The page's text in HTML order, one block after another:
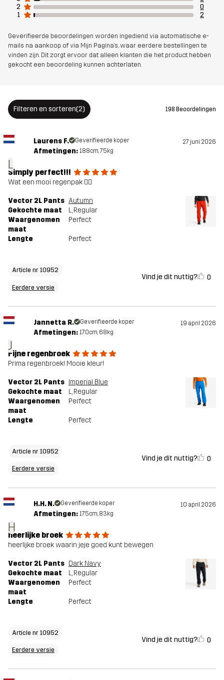
2
0
1
2
Geverifieerde beoordelingen worden ingediend via automatische e-
mails na aankoop of via Mijn Pagina's, waar eerdere bestellingen te
vinden zijn. Dit zorgt ervoor dat alleen klanten die het product hebben
gekocht een beoordeling kunnen achterlaten.
Filteren en sorteren(2) 198 Beoordelingen
L
Laurens F. Geverifieerde koper 27 juni 2026
Afmetingen: 188cm, 75kg
Simply perfect!!!
Wat een mooi regenpak 👍🏻
Vector 2L Pants Autumn
Gekochte maat
L, Regular
Waargenomen
maat
Perfect
Lengte Perfect
Article nr 10952
Eerdere versie
Vind je dit nuttig? 0
J
Jannetta R. Geverifieerde koper 19 april 2026
Afmetingen: 170cm, 68kg
Fijne regenbroek
Prima regenbroek! Mooie kleur!
Vector 2L Pants Imperial Blue
Gekochte maat
L, Regular
Waargenomen
maat
Perfect
Lengte Perfect
Article nr 10952
Eerdere versie
Vind je dit nuttig? 0
H
H.H. N. Geverifieerde koper 10 april 2026
Afmetingen: 175cm, 83kg
heerlijke broek
heerlijke broek waarin jeje goed kunt bewegen
Vector 2L Pants Dark Navy
Gekochte maat
L, Regular
Waargenomen
maat
Perfect
Lengte Perfect
Article nr 10952
Eerdere versie
Vind je dit nuttig? 0